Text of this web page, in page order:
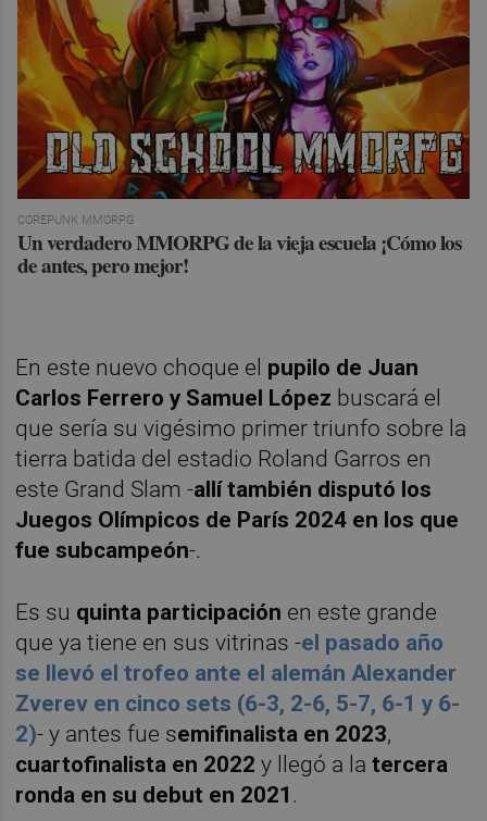
COREPUNK MMORPG
Un verdadero MMORPG de la vieja escuela ¡Cómo los
de antes, pero mejor!
En este nuevo choque el pupilo de Juan
Carlos Ferrero y Samuel López buscará el
que sería su vigésimo primer triunfo sobre la
tierra batida del estadio Roland Garros en
este Grand Slam -allí también disputó los
Juegos Olímpicos de París 2024 en los que
fue subcampeón-.
Es su quinta participación en este grande
que ya tiene en sus vitrinas -el pasado año
se llevó el trofeo ante el alemán Alexander
Zverev en cinco sets (6-3, 2-6, 5-7, 6-1 y 6-
2)- y antes fue semifinalista en 2023,
cuartofinalista en 2022y llegó a latercera
ronda en su debut en 2021 .